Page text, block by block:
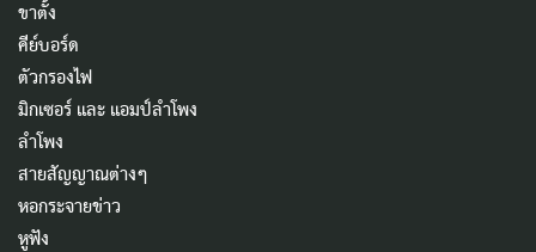
ขาตั้ง
คีย์บอร์ด
ตัวกรองไฟ
มิกเซอร์ และ แอมป์ลำโพง
ลำโพง
สายสัญญาณต่างๆ
หอกระจายข่าว
หูฟัง